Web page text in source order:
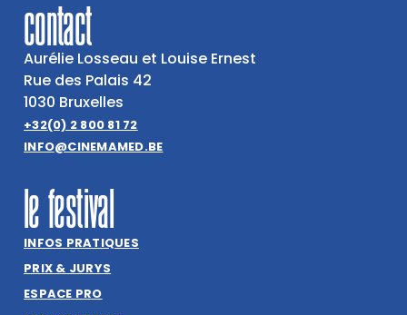
contact
Aurélie Losseau et Louise Ernest
Rue des Palais 42
1030 Bruxelles
+32(0) 2 800 81 72
INFO@CINEMAMED.BE
le festival
INFOS PRATIQUES
PRIX & JURYS
ESPACE PRO